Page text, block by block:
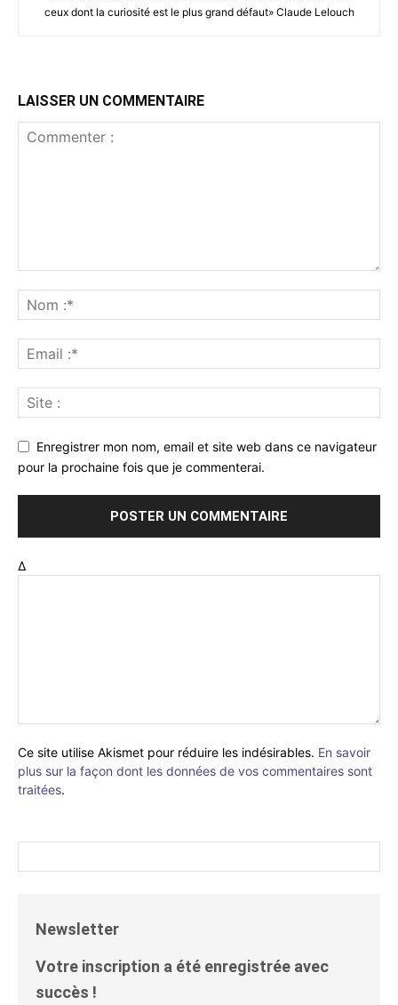
ceux dont la curiosité est le plus grand défaut» Claude Lelouch
LAISSER UN COMMENTAIRE
Enregistrer mon nom, email et site web dans ce navigateur
pour la prochaine fois que je commenterai.
Δ
Ce site utilise Akismet pour réduire les indésirables. En savoir
plus sur la façon dont les données de vos commentaires sont
traitées.
Newsletter
Votre inscription a été enregistrée avec
succès !